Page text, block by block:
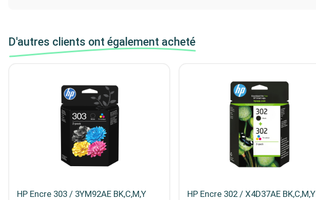
D'autres clients ont également acheté
HP Encre 303 / 3YM92AE BK,C,M,Y
HP Encre 302 / X4D37AE BK,C,M,Y